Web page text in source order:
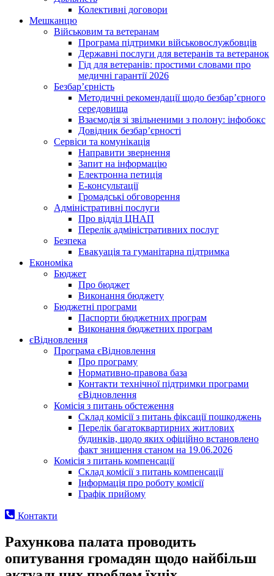
Колективні договори
Мешканцю
Військовим та ветеранам
Програма підтримки військовослужбовців
Державні послуги для ветеранів та ветеранок
Гід для ветеранів: простими словами про
медичні гарантії 2026
Безбар’єрність
Методичні рекомендації щодо безбар’єрного
середовища
Взаємодія зі звільненими з полону: інфобокс
Довідник безбар’єрності
Сервіси та комунікація
Направити звернення
Запит на інформацію
Електронна петиція
Е-консультації
Громадські обговорення
Адміністративні послуги
Про відділ ЦНАП
Перелік адміністративних послуг
Безпека
Евакуація та гуманітарна підтримка
Економіка
Бюджет
Про бюджет
Виконання бюджету
Бюджетні програми
Паспорти бюджетних програм
Виконання бюджетних програм
єВідновлення
Програма єВідновлення
Про програму
Нормативно-правова база
Контакти технічної підтримки програми
єВідновлення
Комісія з питань обстеження
Склад комісії з питань фіксації пошкоджень
Перелік багатоквартирних житлових
будинків, щодо яких офіційно встановлено
факт знищення станом на 19.06.2026
Комісія з питань компенсації
Склад комісії з питань компенсації
Інформація про роботу комісії
Графік прийому
Контакти
Рахункова палата проводить
опитування громадян щодо найбільш